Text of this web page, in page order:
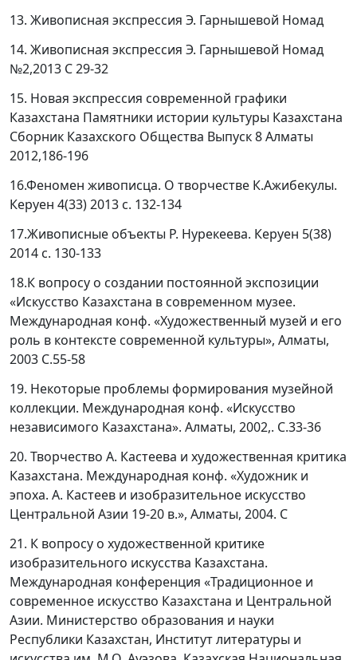
13. Живописная экспрессия Э. Гарнышевой Номад
14. Живописная экспрессия Э. Гарнышевой Номад
№2,2013 C 29-32
15. Новая экспрессия современной графики
Казахстана Памятники истории культуры Казахстана
Сборник Казахского Общества Выпуск 8 Алматы
2012,186-196
16.Феномен живописца. О творчестве К.Ажибекулы.
Керуен 4(33) 2013 с. 132-134
17.Живописные объекты Р. Нурекеева. Керуен 5(38)
2014 с. 130-133
18.К вопросу о создании постоянной экспозиции
«Искусство Казахстана в современном музее.
Международная конф. «Художественный музей и его
роль в контексте современной культуры», Алматы,
2003 С.55-58
19. Некоторые проблемы формирования музейной
коллекции. Международная конф. «Искусство
независимого Казахстана». Алматы, 2002,. С.33-36
20. Творчество А. Кастеева и художественная критика
Казахстана. Международная конф. «Художник и
эпоха. А. Кастеев и изобразительное искусство
Центральной Азии 19-20 в.», Алматы, 2004. С
21. К вопросу о художественной критике
изобразительного искусства Казахстана.
Международная конференция «Традиционное и
современное искусство Казахстана и Центральной
Азии. Министерство образования и науки
Республики Казахстан, Институт литературы и